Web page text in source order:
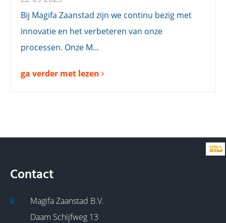
Bij Magifa Zaanstad zijn we continu bezig met
innovatie en het verbeteren van onze
processen. Onze M...
ga verder met lezen
Contact
Magifa Zaanstad B.V.
Daam Schijfweg 13